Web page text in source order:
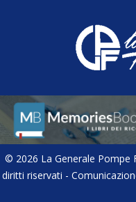
© 2026 La Generale Pompe
diritti riservati -